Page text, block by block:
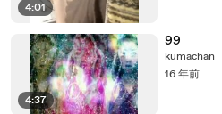
4:01
4:37
99
kumachan
16 年前